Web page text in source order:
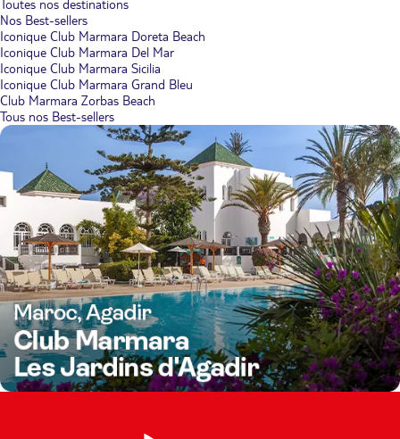
Toutes nos destinations
Nos Best-sellers
Iconique Club Marmara Doreta Beach
Iconique Club Marmara Del Mar
Iconique Club Marmara Sicilia
Iconique Club Marmara Grand Bleu
Club Marmara Zorbas Beach
Tous nos Best-sellers